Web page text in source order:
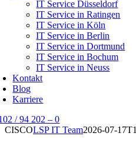
IT Service Düsseldorf
IT Service in Ratingen
IT Service in Köln
IT Service in Berlin
IT Service in Dortmund
IT Service in Bochum
IT Service in Neuss
Kontakt
Blog
Karriere
/ 94 202 – 0
CISCOLSP IT Team2026-07-